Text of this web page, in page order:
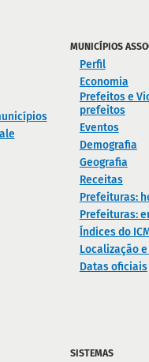
MUNICÍPIOS
Perfil
Economia
Prefeitos e
prefeitos
Eventos
Demografia
Geografia
Receitas
Prefeituras:
Prefeituras:
Índices do
Localização
Datas oficiais
SISTEMAS